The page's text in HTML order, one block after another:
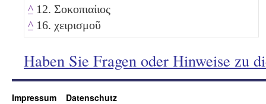
^ 12. Σοκοπιαίιος
^ 16. χειρισμοῦ
Haben Sie Fragen oder Hinweise zu
Impressum Datenschutz